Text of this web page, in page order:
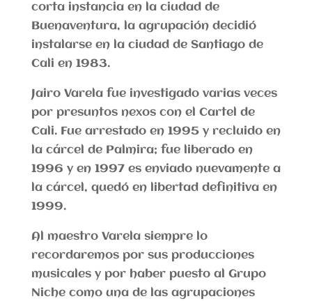
corta instancia en la ciudad de
Buenaventura, la agrupación decidió
instalarse en la ciudad de Santiago de
Cali en 1983.
Jairo Varela fue investigado varias veces
por presuntos nexos con el Cartel de
Cali. Fue arrestado en 1995 y recluido en
la cárcel de Palmira; fue liberado en
1996 y en 1997 es enviado nuevamente a
la cárcel, quedó en libertad definitiva en
1999.
Al maestro Varela siempre lo
recordaremos por sus producciones
musicales y por haber puesto al Grupo
Niche como una de las agrupaciones